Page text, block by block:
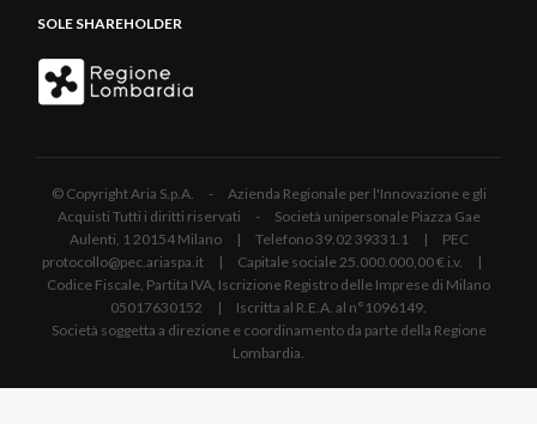
SOLE SHAREHOLDER
© Copyright Aria S.p.A. - Azienda Regionale per l'Innovazione e gli
Acquisti Tutti i diritti riservati - Società unipersonale Piazza Gae
Aulenti, 1 20154 Milano | Telefono 39.02 39331.1 | PEC
protocollo@pec.ariaspa.it | Capitale sociale 25.000.000,00 € i.v. |
Codice Fiscale, Partita IVA, Iscrizione Registro delle Imprese di Milano
05017630152 | Iscritta al R.E.A. al n°1096149.
Società soggetta a direzione e coordinamento da parte della Regione
Lombardia.